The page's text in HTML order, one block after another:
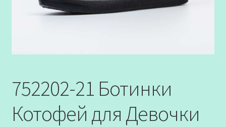
752202-21 Ботинки
Котофей для Девочки